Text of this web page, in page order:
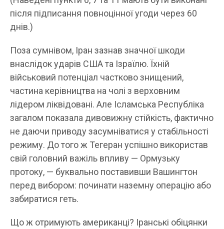
після підписання повноцінної угоди через 60
днів.)
Поза сумнівом, Іран зазнав значної шкоди
внаслідок ударів США та Ізраїлю. Їхній
військовий потенціал частково знищений,
частина керівництва на чолі з верховним
лідером ліквідовані. Але Ісламська Республіка
загалом показала дивовижну стійкість, фактично
не даючи приводу засумніватися у стабільності
режиму. До того ж Тегеран успішно використав
свій головний важіль впливу — Ормузьку
протоку, — буквально поставивши Вашингтон
перед вибором: починати наземну операцію або
забиратися геть.
Що ж отримують американці? Іранські обіцянки